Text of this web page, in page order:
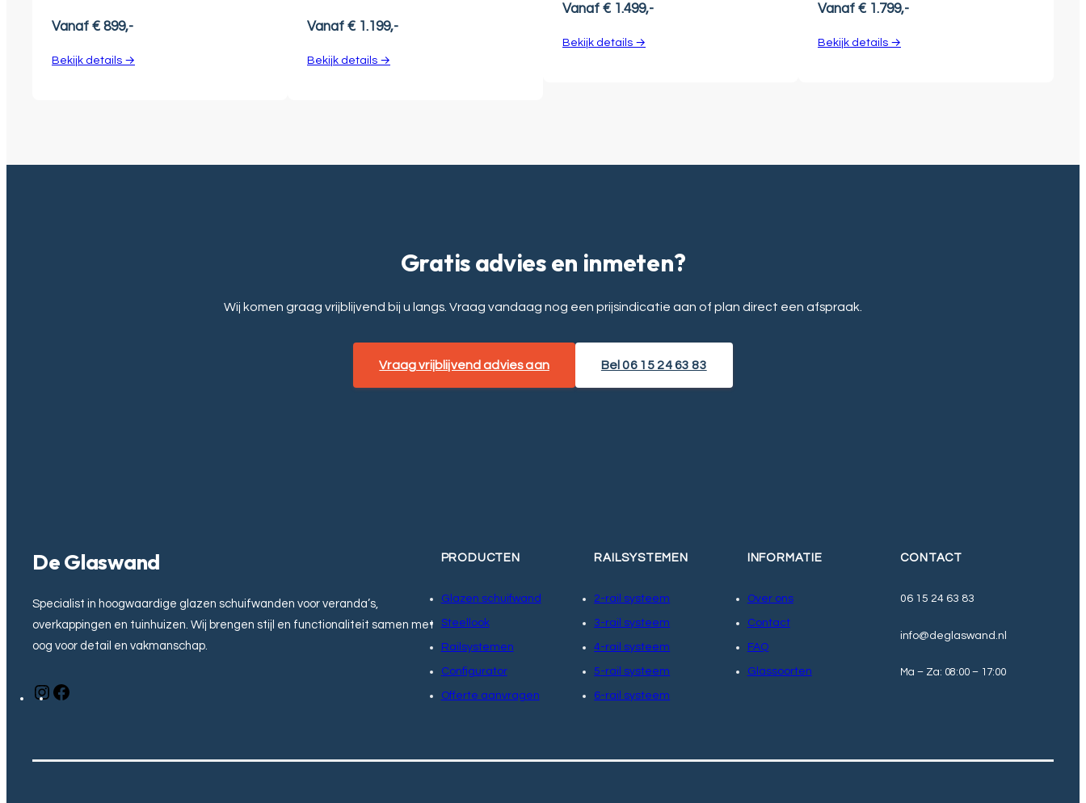
Vanaf € 899,-
Bekijk details →
Vanaf € 1.199,-
Bekijk details →
Vanaf € 1.499,-
Bekijk details →
Vanaf € 1.799,-
Bekijk details →
Gratis advies en inmeten?
Wij komen graag vrijblijvend bij u langs. Vraag vandaag nog een prijsindicatie aan of plan direct een afspraak.
Vraag vrijblijvend advies aan Bel 06 15 24 63 83
De Glaswand
Specialist in hoogwaardige glazen schuifwanden voor veranda’s,
overkappingen en tuinhuizen. Wij brengen stijl en functionaliteit samen met
oog voor detail en vakmanschap.
PRODUCTEN
Glazen schuifwand
Steellook
Railsystemen
Configurator
Offerte aanvragen
RAILSYSTEMEN
2-rail systeem
3-rail systeem
4-rail systeem
5-rail systeem
6-rail systeem
INFORMATIE
Over ons
Contact
FAQ
Glassoorten
CONTACT
06 15 24 63 83
info@deglaswand.nl
Ma – Za: 08:00 – 17:00